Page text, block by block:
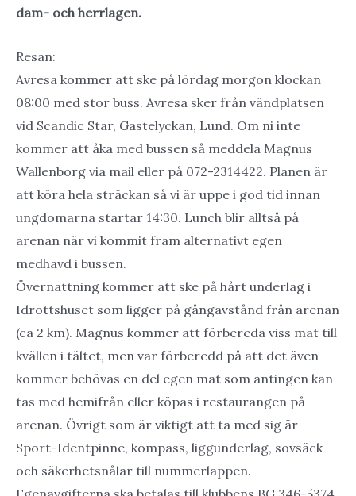
dam- och herrlagen.
Resan:
Avresa kommer att ske på lördag morgon klockan
08:00 med stor buss. Avresa sker från vändplatsen
vid Scandic Star, Gastelyckan, Lund. Om ni inte
kommer att åka med bussen så meddela Magnus
Wallenborg via mail eller på 072-2314422. Planen är
att köra hela sträckan så vi är uppe i god tid innan
ungdomarna startar 14:30. Lunch blir alltså på
arenan när vi kommit fram alternativt egen
medhavd i bussen.
Övernattning kommer att ske på hårt underlag i
Idrottshuset som ligger på gångavstånd från arenan
(ca 2 km). Magnus kommer att förbereda viss mat till
kvällen i tältet, men var förberedd på att det även
kommer behövas en del egen mat som antingen kan
tas med hemifrån eller köpas i restaurangen på
arenan. Övrigt som är viktigt att ta med sig är
Sport-Identpinne, kompass, liggunderlag, sovsäck
och säkerhetsnålar till nummerlappen.